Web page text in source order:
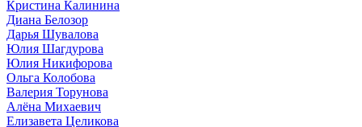
Кристина Калинина
Диана Белозор
Дарья Шувалова
Юлия Шагдурова
Юлия Никифорова
Ольга Колобова
Валерия Торунова
Алёна Михаевич
Елизавета Целикова